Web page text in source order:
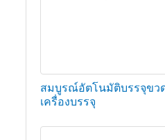
สมบูรณ์อัตโนมัติบรรจุขว
เครื่องบรรจุ